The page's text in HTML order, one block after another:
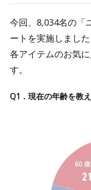
今回、8,034名の「
ートを実施しまし
各アイテムのお気
す。
Q1．現在の年齢を教